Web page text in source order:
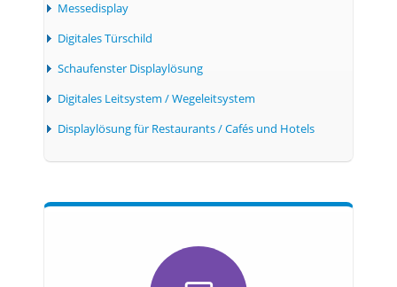
Messedisplay
Digitales Türschild
Schaufenster Displaylösung
Digitales Leitsystem / Wegeleitsystem
Displaylösung für Restaurants / Cafés und Hotels